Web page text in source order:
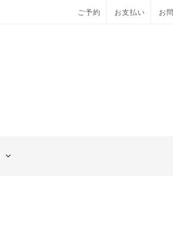
ご予約 お支払い お